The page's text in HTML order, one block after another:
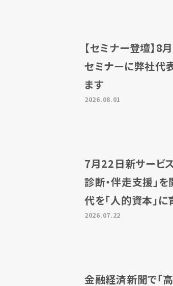
【セミナー登壇】
セミナーに弊社代
ます
2026.08.01
7月22日新サービ
診断・伴走支援」
代を「人的資本」に
2026.07.22
金融経済新聞で「